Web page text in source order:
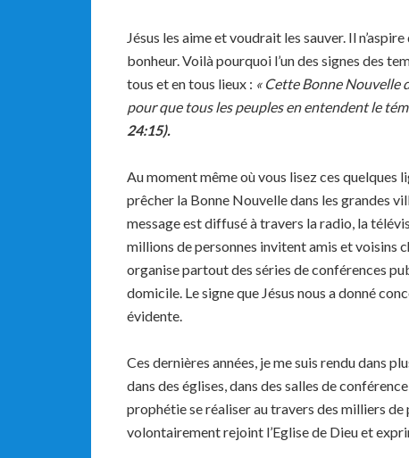
Jésus les aime et voudrait les sauver. Il
bonheur. Voilà pourquoi l’un des signes des
tous et en tous lieux : « Cette Bonne Nouvelle
pour que tous les peuples en entendent le
24:15).
Au moment même où vous lisez ces quelques
prêcher la Bonne Nouvelle dans les grandes
message est diffusé à travers la radio, la
millions de personnes invitent amis et voisins
organise partout des séries de conférences
domicile. Le signe que Jésus nous a donné
évidente.
Ces dernières années, je me suis rendu dans
dans des églises, dans des salles de
prophétie se réaliser au travers des milliers
volontairement rejoint l’Eglise de Dieu et